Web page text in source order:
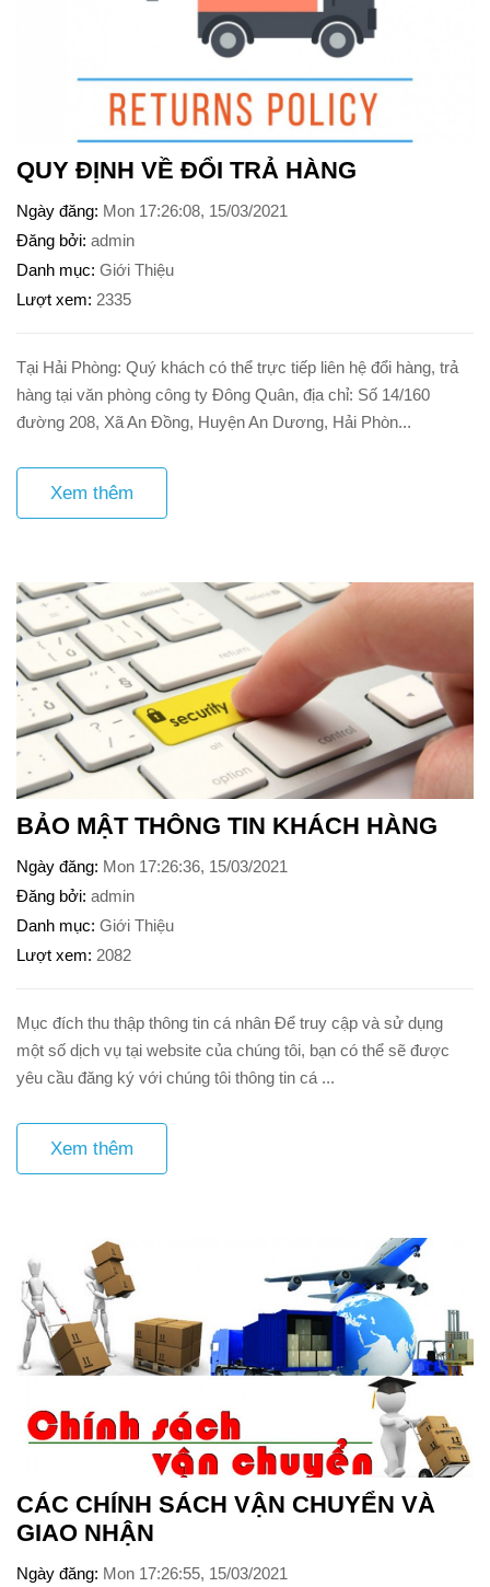
QUY ĐỊNH VỀ ĐỔI TRẢ HÀNG
Ngày đăng Mon 17:26:08, 15/03/2021
Đăng bởi admin
Danh mục Giới Thiệu
Lượt xem 2335
Tại Hải Phòng: Quý khách có thể trực tiếp liên hệ đổi hàng, trả
hàng tại văn phòng công ty Đông Quân, địa chỉ: Số 14/160
đường 208, Xã An Đồng, Huyện An Dương, Hải Phòn...
Xem thêm
BẢO MẬT THÔNG TIN KHÁCH HÀNG
Ngày đăng Mon 17:26:36, 15/03/2021
Đăng bởi admin
Danh mục Giới Thiệu
Lượt xem 2082
Mục đích thu thập thông tin cá nhân Để truy cập và sử dụng
một số dịch vụ tại website của chúng tôi, bạn có thể sẽ được
yêu cầu đăng ký với chúng tôi thông tin cá ...
Xem thêm
CÁC CHÍNH SÁCH VẬN CHUYỂN VÀ
GIAO NHẬN
Ngày đăng Mon 17:26:55, 15/03/2021